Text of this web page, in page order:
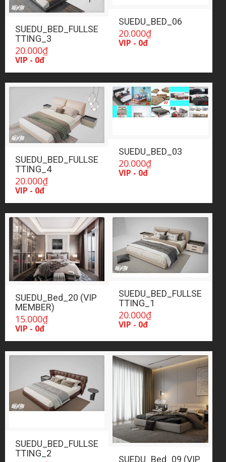
SUEDU_BED_FULLSE
TTING_3
20.000₫
VIP - 0đ
SUEDU_BED_06
20.000₫
VIP - 0đ
SUEDU_BED_FULLSE
TTING_4
20.000₫
VIP - 0đ
SUEDU_BED_03
20.000₫
VIP - 0đ
SUEDU_Bed_20 (VIP
MEMBER)
15.000₫
VIP - 0đ
SUEDU_BED_FULLSE
TTING_1
20.000₫
VIP - 0đ
SUEDU_BED_FULLSE
TTING_2
SUEDU_Bed_09 (VIP